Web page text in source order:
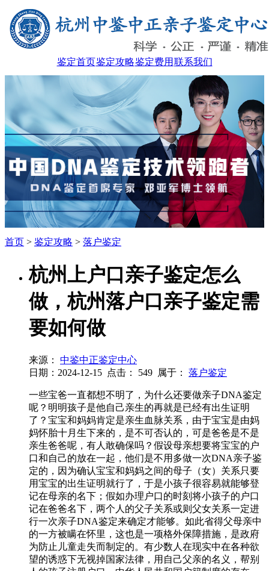
鉴定首页鉴定攻略鉴定费用 联系我们
首页 > 鉴定攻略 > 落户鉴定
杭州上户口亲子鉴定怎么
做，杭州落户口亲子鉴定需
要如何做
来源：
中鉴中正鉴定中心
日期：2024-12-15 点击： 549 属于： 落户鉴定
一些宝爸一直都想不明了，为什么还要做亲子DNA鉴定
呢？明明孩子是他自己亲生的再就是已经有出生证明
了？宝宝和妈妈肯定是亲生血脉关系，由于宝宝是由妈
妈怀胎十月生下来的，是不可否认的，可是爸爸是不是
亲生爸爸呢，有人敢确保吗？假设母亲想要将宝宝的户
口和自己的放在一起，他们是不用多做一次DNA亲子鉴
定的，因为确认宝宝和妈妈之间的母子（女）关系只要
用宝宝的出生证明就行了，于是小孩子很容易就能够登
记在母亲的名下；假如办理户口的时刻将小孩子的户口
记在爸爸名下，两个人的父子关系或则父女关系一定进
行一次亲子DNA鉴定来确定才能够。如此省得父母亲中
的一方被瞒在怀里，这也是一项格外保障措施，是政府
为防止儿童走失而制定的。有少数人在现实中在各种欲
望的诱惑下无视掉国家法律，用自己父亲的名义，帮别